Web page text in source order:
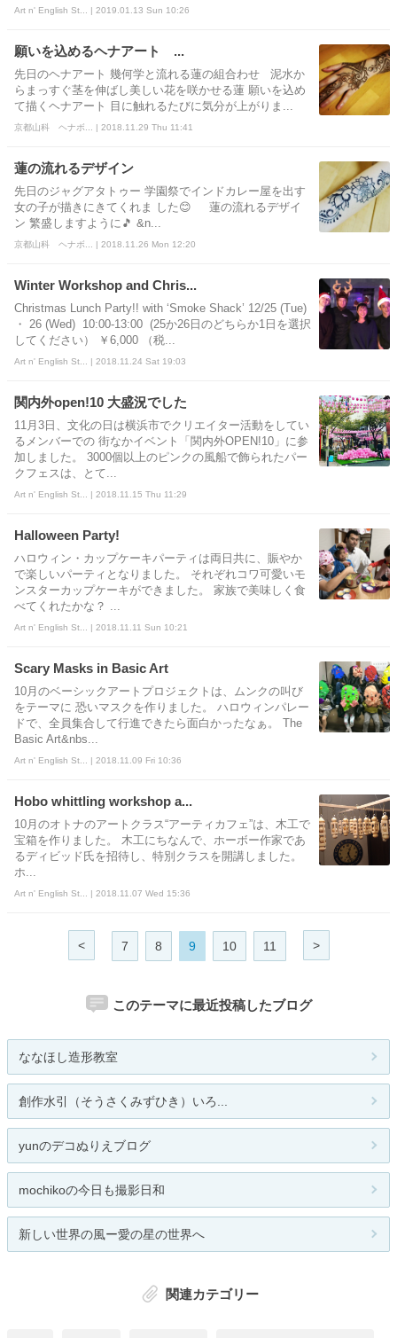
Art n' English St... | 2019.01.13 Sun 10:26
願いを込めるヘナアート ...
先日のヘナアート 幾何学と流れる蓮の組合わせ 泥水か
らまっすぐ茎を伸ばし美しい花を咲かせる蓮 願いを込め
て描くヘナアート 目に触れるたびに気分が上がりま...
京都山科 ヘナボ... | 2018.11.29 Thu 11:41
蓮の流れるデザイン
先日のジャグアタトゥー 学園祭でインドカレー屋を出す
女の子が描きにきてくれま した😊 蓮の流れるデザイ
ン 繁盛しますように🎵 &n...
京都山科 ヘナボ... | 2018.11.26 Mon 12:20
Winter Workshop and Chris...
Christmas Lunch Party!! with ‘Smoke Shack’ 12/25 (Tue)
・ 26 (Wed) 10:00-13:00 (25か26日のどちらか1日を選択
してください） ￥6,000 （税...
Art n' English St... | 2018.11.24 Sat 19:03
関内外open!10 大盛況でした
11月3日、文化の日は横浜市でクリエイター活動をしてい
るメンバーでの 街なかイベント「関内外OPEN!10」に参
加しました。 3000個以上のピンクの風船で飾られたパー
クフェスは、とて...
Art n' English St... | 2018.11.15 Thu 11:29
Halloween Party!
ハロウィン・カップケーキパーティは両日共に、賑やか
で楽しいパーティとなりました。 それぞれコワ可愛いモ
ンスターカップケーキができました。 家族で美味しく食
べてくれたかな？ ...
Art n' English St... | 2018.11.11 Sun 10:21
Scary Masks in Basic Art
10月のベーシックアートプロジェクトは、ムンクの叫び
をテーマに 恐いマスクを作りました。 ハロウィンパレー
ドで、全員集合して行進できたら面白かったなぁ。 The
Basic Art&nbs...
Art n' English St... | 2018.11.09 Fri 10:36
Hobo whittling workshop a...
10月のオトナのアートクラス“アーティカフェ”は、木工で
宝箱を作りました。 木工にちなんで、ホーボー作家であ
るディビッド氏を招待し、特別クラスを開講しました。
ホ...
Art n' English St... | 2018.11.07 Wed 15:36
< 7 8 9 10 11 >
このテーマに最近投稿したブログ
ななほし造形教室
創作水引（そうさくみずひき）いろ...
yunのデコぬりえブログ
mochikoの今日も撮影日和
新しい世界の風ー愛の星の世界へ
関連カテゴリー